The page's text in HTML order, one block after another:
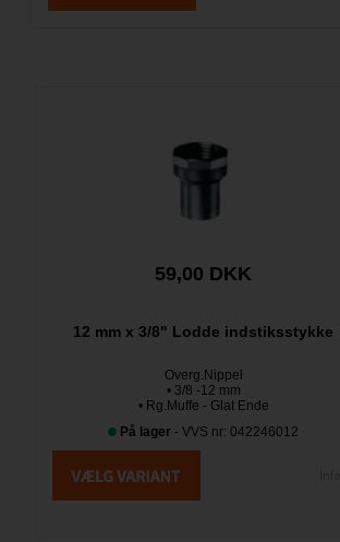
59,00 DKK
12 mm x 3/8" Lodde indstiksstykke
Overg.Nippel
• 3/8 -12 mm
• Rg.Muffe - Glat Ende
På lager - VVS nr: 042246012